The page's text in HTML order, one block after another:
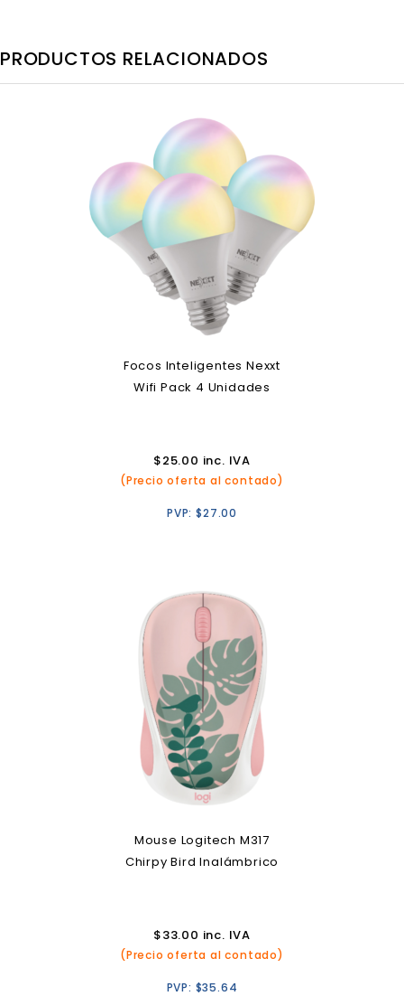
PRODUCTOS RELACIONADOS
Focos Inteligentes Nexxt
Wifi Pack 4 Unidades
$25.00 inc. IVA
(Precio oferta al contado)
PVP:$27.00
Mouse Logitech M317
Chirpy Bird Inalámbrico
$33.00 inc. IVA
(Precio oferta al contado)
PVP: $35.64